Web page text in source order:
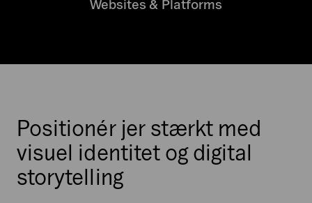
Websites & Platforms
Positionér jer stærkt med
visuel identitet og digital
storytelling